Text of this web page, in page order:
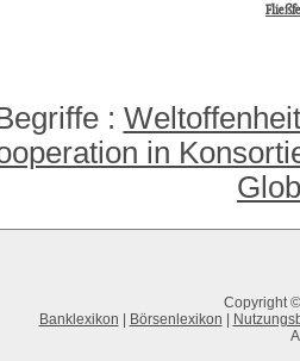
:
in
Copyright
Banklexikon
Börsenlexikon